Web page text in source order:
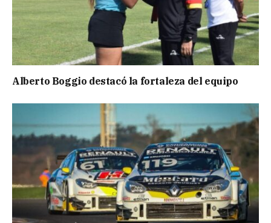
Alberto Boggio destacó la fortaleza del equipo